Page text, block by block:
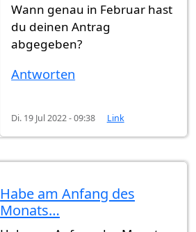
Wann genau in Februar hast
du deinen Antrag
abgegeben?
Antworten
Di. 19 Jul 2022 - 09:38 Link
Habe am Anfang des
Monats…